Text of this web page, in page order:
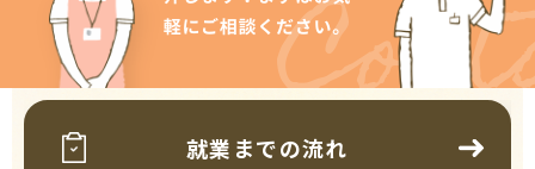
就業までの流れ